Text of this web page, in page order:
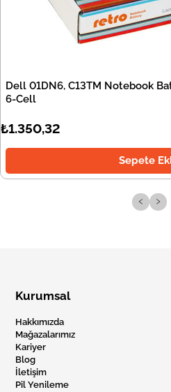
Dell 01DN6, C13TM Notebook
6-Cell
₺1.350,32
Sepete
‹ ›
Kurumsal
Hakkımızda
Mağazalarımız
Kariyer
Blog
İletişim
Pil Yenileme